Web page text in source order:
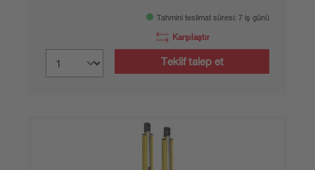
Tahmini teslimat süresi: 7 iş günü
Karşılaştır
Teklif talep et